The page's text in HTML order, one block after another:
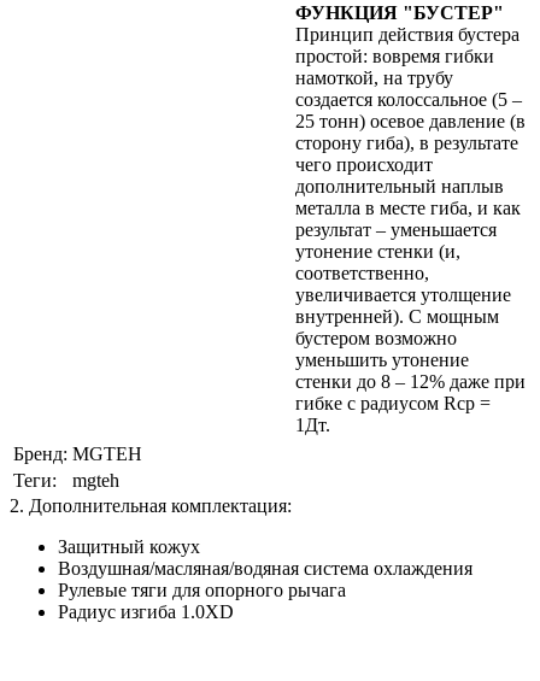
ФУНКЦИЯ "БУСТЕР"
Принцип действия бустера
простой: вовремя гибки
намоткой, на трубу
создается колоссальное (5 –
25 тонн) осевое давление (в
сторону гиба), в результате
чего происходит
дополнительный наплыв
металла в месте гиба, и как
результат – уменьшается
утонение стенки (и,
соответственно,
увеличивается утолщение
внутренней). С мощным
бустером возможно
уменьшить утонение
стенки до 8 – 12% даже при
гибке с радиусом Rср =
1Дт.
Бренд: MGTEH
Теги:
mgteh
2. Дополнительная комплектация:
Защитный кожух
Воздушная/масляная/водяная система охлаждения
Рулевые тяги для опорного рычага
Радиус изгиба 1.0XD